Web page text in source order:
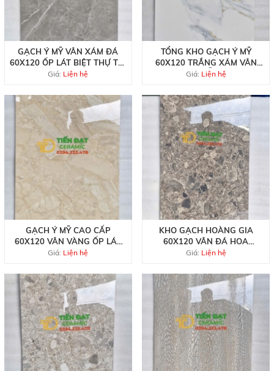
GẠCH Ý MỸ VÂN XÁM ĐÁ
60X120 ỐP LÁT BIỆT THỰ TẠI
QUẬN 7
Giá: Liện hệ
TỔNG KHO GẠCH Ý MỸ
60X120 TRẮNG XÁM VÂN
VÀNG MẪU MỚI
Giá: Liện hệ
GẠCH Ý MỸ CAO CẤP
60X120 VÂN VÀNG ỐP LÁT
NHÀ HÀNG QUÁN BAR
Giá: Liện hệ
KHO GẠCH HOÀNG GIA
60X120 VÂN ĐÁ HOA
CƯƠNG TẠI HCM
Giá: Liện hệ